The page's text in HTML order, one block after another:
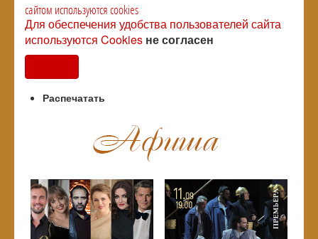
сайтом используются cookies
Для обеспечения удобства пользователей сайта
используются Cookies не согласен
Распечатать